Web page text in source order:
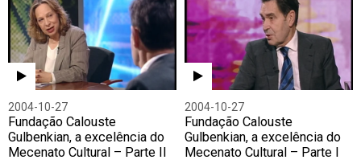
2004-10-27
Fundação Calouste
Gulbenkian, a excelência do
Mecenato Cultural – Parte II
2004-10-27
Fundação Calouste
Gulbenkian, a excelência do
Mecenato Cultural – Parte I